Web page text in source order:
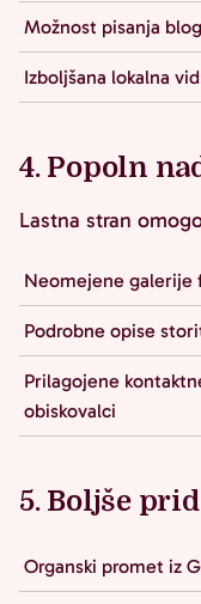
Možnost pisanja
Izboljšana lokalna
4. Popoln
Lastna stran
Neomejene galerije
Podrobne opise
Prilagojene
obiskovalci
5. Boljše
Organski promet iz